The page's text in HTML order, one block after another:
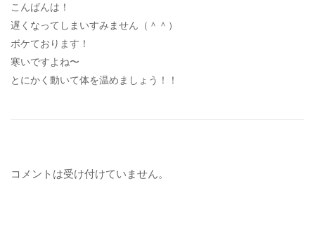
こんばんは！
遅くなってしまいすみません（＾＾）
ボケております！
寒いですよね〜
とにかく動いて体を温めましょう！！
コメントは受け付けていません。